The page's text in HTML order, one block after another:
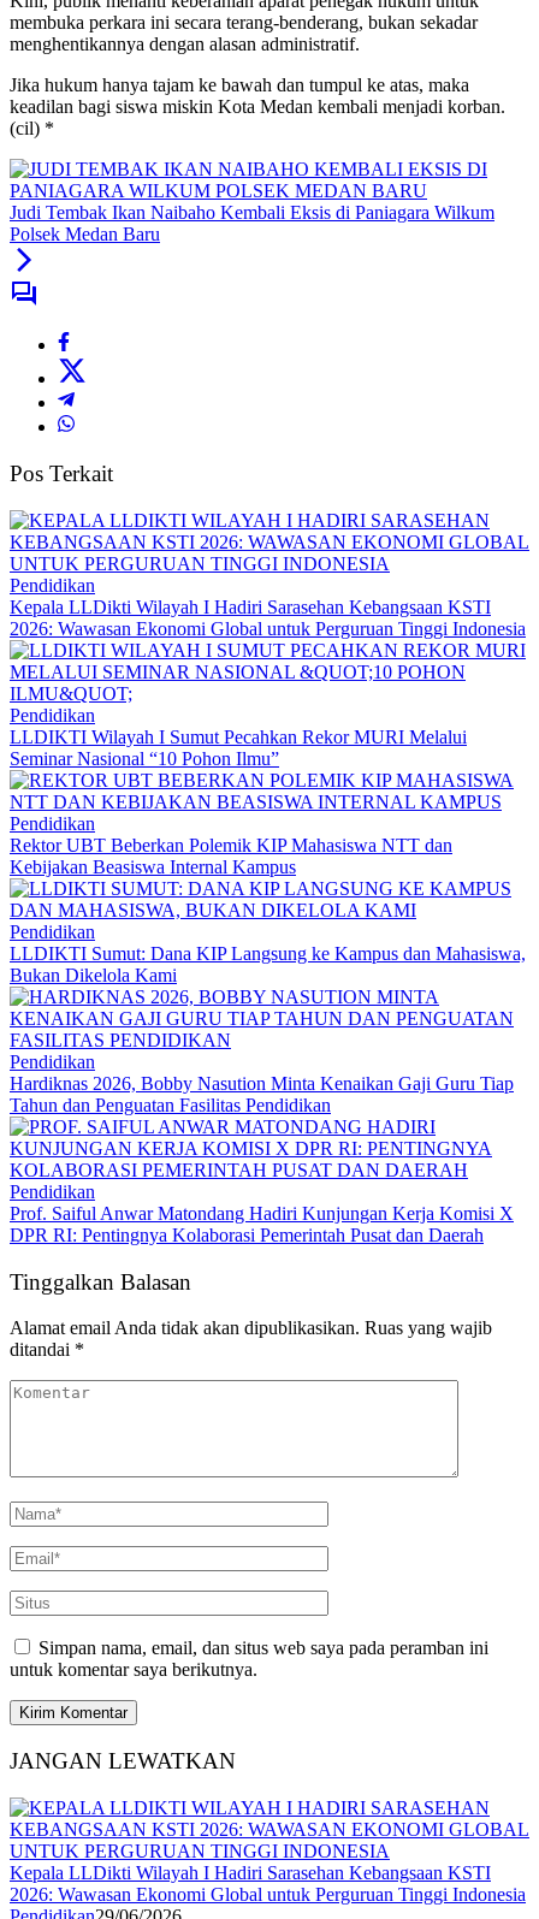
membuka perkara ini secara terang-benderang, bukan sekadar
menghentikannya dengan alasan administratif.
Jika hukum hanya tajam ke bawah dan tumpul ke atas, maka
keadilan bagi siswa miskin Kota Medan kembali menjadi korban.
(cil) *
Judi Tembak Ikan Naibaho Kembali Eksis di Paniagara Wilkum
Polsek Medan Baru
Pos Terkait
Pendidikan
Kepala LLDikti Wilayah I Hadiri Sarasehan Kebangsaan KSTI
2026: Wawasan Ekonomi Global untuk Perguruan Tinggi Indonesia
Pendidikan
LLDIKTI Wilayah I Sumut Pecahkan Rekor MURI Melalui
Seminar Nasional “10 Pohon Ilmu”
Pendidikan
Rektor UBT Beberkan Polemik KIP Mahasiswa NTT dan
Kebijakan Beasiswa Internal Kampus
Pendidikan
LLDIKTI Sumut: Dana KIP Langsung ke Kampus dan Mahasiswa,
Bukan Dikelola Kami
Pendidikan
Hardiknas 2026, Bobby Nasution Minta Kenaikan Gaji Guru Tiap
Tahun dan Penguatan Fasilitas Pendidikan
Pendidikan
Prof. Saiful Anwar Matondang Hadiri Kunjungan Kerja Komisi X
DPR RI: Pentingnya Kolaborasi Pemerintah Pusat dan Daerah
Tinggalkan Balasan
Alamat email Anda tidak akan dipublikasikan. Ruas yang wajib
ditandai *
Simpan nama, email, dan situs web saya pada peramban ini
untuk komentar saya berikutnya.
JANGAN LEWATKAN
Kepala LLDikti Wilayah I Hadiri Sarasehan Kebangsaan KSTI
2026: Wawasan Ekonomi Global untuk Perguruan Tinggi Indonesia